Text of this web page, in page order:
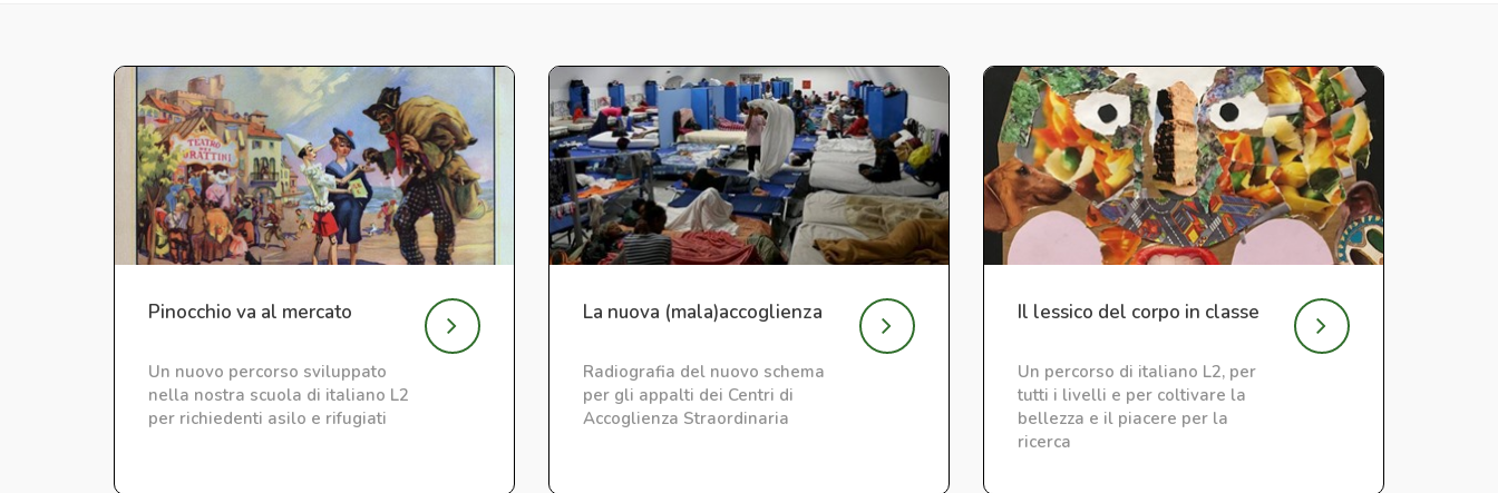
Pinocchio va al mercato
Un nuovo percorso sviluppato
nella nostra scuola di italiano L2
per richiedenti asilo e rifugiati
La nuova (mala)accoglienza
Radiografia del nuovo schema
per gli appalti dei Centri di
Accoglienza Straordinaria
Il lessico del corpo in classe
Un percorso di italiano L2, per
tutti i livelli e per coltivare la
bellezza e il piacere per la
ricerca